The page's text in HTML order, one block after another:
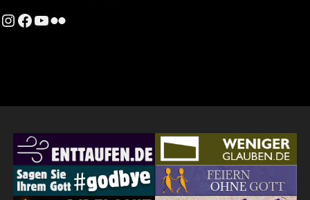
Instagram
Facebook
YouTube
Flickr